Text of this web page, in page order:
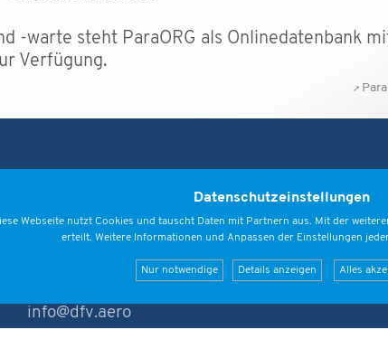
-warte steht ParaORG als Onlinedatenbank
Verfügung.
Fallschirmsport
Verband e.V.
info@dfv.aero
Datenschutzeinstellungen
Webseite nutzt Cookies und tauscht Daten mit Partnern aus. Mit der
erteilt. Weitere Informationen und Anpassen der Einstellungen
Nur notwendige Details anzeigen Alles